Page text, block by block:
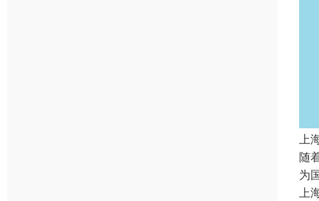
上
随
为
上